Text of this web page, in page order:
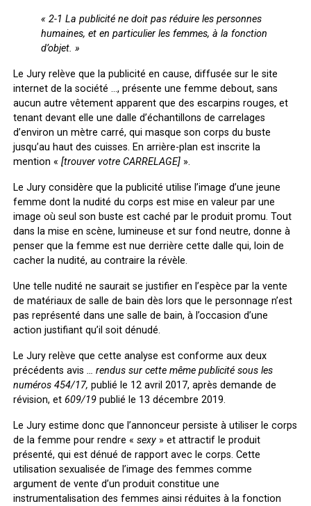
« 2-1 La publicité ne doit pas réduire les personnes
humaines, et en particulier les femmes, à la fonction
d’objet. »
Le Jury relève que la publicité en cause, diffusée sur le site
internet de la société …, présente une femme debout, sans
aucun autre vêtement apparent que des escarpins rouges, et
tenant devant elle une dalle d’échantillons de carrelages
d’environ un mètre carré, qui masque son corps du buste
jusqu’au haut des cuisses. En arrière-plan est inscrite la
mention « [trouver votre CARRELAGE]».
Le Jury considère que la publicité utilise l’image d’une jeune
femme dont la nudité du corps est mise en valeur par une
image où seul son buste est caché par le produit promu. Tout
dans la mise en scène, lumineuse et sur fond neutre, donne à
penser que la femme est nue derrière cette dalle qui, loin de
cacher la nudité, au contraire la révèle.
Une telle nudité ne saurait se justifier en l’espèce par la vente
de matériaux de salle de bain dès lors que le personnage n’est
pas représenté dans une salle de bain, à l’occasion d’une
action justifiant qu’il soit dénudé.
Le Jury relève que cette analyse est conforme aux deux
précédents avis … rendus sur cette même publicité sous les
numéros 454/17, publié le 12 avril 2017, après demande de
révision, et 609/19publié le 13 décembre 2019.
Le Jury estime donc que l’annonceur persiste à utiliser le corps
de la femme pour rendre « sexy» et attractif le produit
présenté, qui est dénué de rapport avec le corps. Cette
utilisation sexualisée de l’image des femmes comme
argument de vente d’un produit constitue une
instrumentalisation des femmes ainsi réduites à la fonction